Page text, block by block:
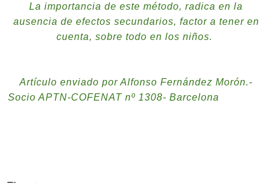
La importancia de este método, radica en la
ausencia de efectos secundarios, factor a tener en
cuenta, sobre todo en los niños.
Artículo enviado por Alfonso Fernández Morón.-
Socio APTN-COFENAT nº 1308- Barcelona